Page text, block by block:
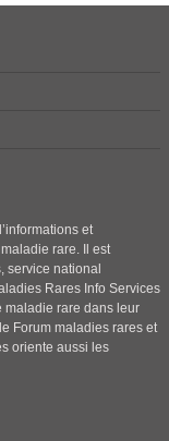
et
rare. Il est
service national
Rares Info Services
maladie rare dans leur
Forum maladies rares et
oriente aussi les